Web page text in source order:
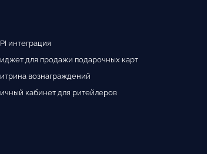
интеграция
для продажи подарочных карт
вознаграждений
кабинет для ритейлеров